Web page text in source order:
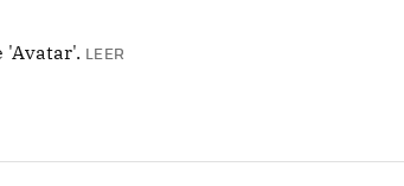
'Avatar'. LEER